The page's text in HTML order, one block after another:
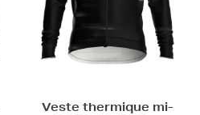
Veste thermique mi-